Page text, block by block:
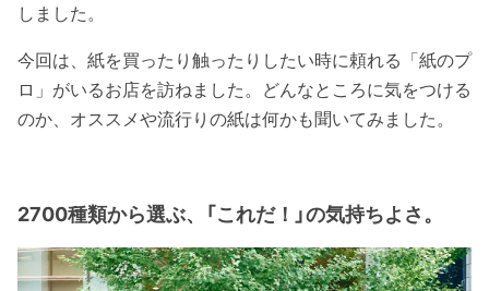
しました。
今回は、紙を買ったり触ったりしたい時に頼れる「紙のプ
ロ」がいるお店を訪ねました。どんなところに気をつける
のか、オススメや流行りの紙は何かも聞いてみました。
2700種類から選ぶ、「これだ！」の気持ちよさ。